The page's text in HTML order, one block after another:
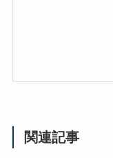
関連記事